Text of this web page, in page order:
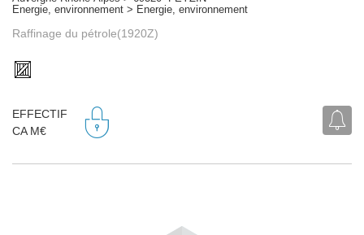
Energie, environnement > Energie, environnement
Raffinage du pétrole(1920Z)
EFFECTIF
CA M€